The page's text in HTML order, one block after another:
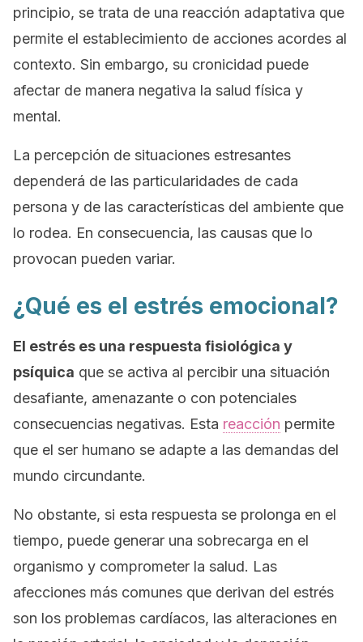
principio, se trata de una reacción adaptativa que
permite el establecimiento de acciones acordes al
contexto. Sin embargo, su cronicidad puede
afectar de manera negativa la salud física y
mental.
La percepción de situaciones estresantes
dependerá de las particularidades de cada
persona y de las características del ambiente que
lo rodea. En consecuencia, las causas que lo
provocan pueden variar.
¿Qué es el estrés emocional?
El estrés es una respuesta fisiológica y
psíquica que se activa al percibir una situación
desafiante, amenazante o con potenciales
consecuencias negativas. Esta reacción permite
que el ser humano se adapte a las demandas del
mundo circundante.
No obstante, si esta respuesta se prolonga en el
tiempo, puede generar una sobrecarga en el
organismo y comprometer la salud. Las
afecciones más comunes que derivan del estrés
son los problemas cardíacos, las alteraciones en